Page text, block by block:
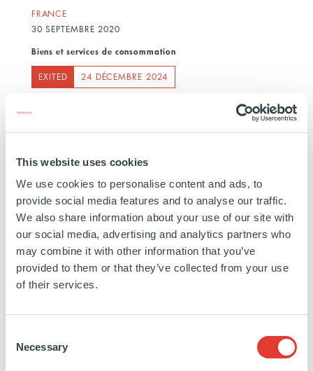
This website uses cookies
We use cookies to personalise content and ads, to
provide social media features and to analyse our traffic.
We also share information about your use of our site with
our social media, advertising and analytics partners who
may combine it with other information that you’ve
provided to them or that they’ve collected from your use
of their services.
Selection
Necessary
FRANCE
30 SEPTEMBRE 2020
Biens et services de consommation
EXITED 24 DÉCEMBRE 2024
Créé début 2009 par Erick Berville, FINAXY Group
multi-spécialiste. Articulé autour de trois divisions
spécialisées (Entreprise, Grand Public (marchés de
niches) et Solutions (partenariats stratégiques)) le
Groupe développe son activité sur des secteurs
spécifiques à forte valeur ajoutée. FINAXY Group
continue à assoir son développement pour moitié sur
de la croissance organique et pour moitié sur de la
http://www.finaxygroup.com/
https://twitter.com/FinaxyGroup
https://www.linkedin.com/company/finaxy-